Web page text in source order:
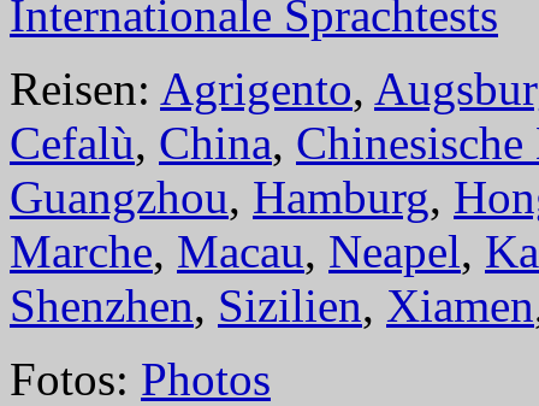
Internationale Sprachtests
Reisen: Agrigento,
Cefalù, China, Chinesische
Guangzhou, Hamburg,
Marche, Macau, Neapel,
Shenzhen, Sizilien, Xiamen
Fotos: Photos